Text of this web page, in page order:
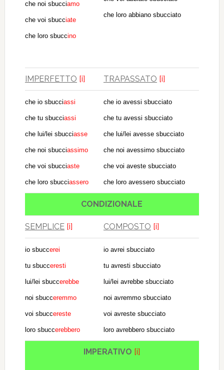
che noi sbucciamo
che voi sbucciate
che loro sbuccino
che loro abbiano sbucciato
IMPERFETTO [i] TRAPASSATO [i]
che io sbucciassi
che tu sbucciassi
che lui/lei sbucciasse
che noi sbucciassimo
che voi sbucciaste
che loro sbucciassero
che io avessi sbucciato
che tu avessi sbucciato
che lui/lei avesse sbucciato
che noi avessimo sbucciato
che voi aveste sbucciato
che loro avessero sbucciato
CONDIZIONALE
SEMPLICE [i] COMPOSTO [i]
io sbuccerei
tu sbucceresti
lui/lei sbuccerebbe
noi sbucceremmo
voi sbuccereste
loro sbuccerebbero
io avrei sbucciato
tu avresti sbucciato
lui/lei avrebbe sbucciato
noi avremmo sbucciato
voi avreste sbucciato
loro avrebbero sbucciato
IMPERATIVO [i]